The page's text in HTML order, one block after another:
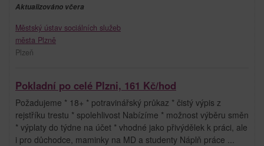
Aktualizováno včera
Městský ústav sociálních služeb
města Plzně
Plzeň
Pokladní po celé Plzni, 161 Kč/hod
Požadujeme * 18+ * potravinářský průkaz * čistý výpis z
rejstříku trestu * spolehlivost Nabízíme * možnost výběru směn
* výplaty do týdne na účet * vhodné jako přivýdělek k práci, ale
i pro důchodce, maminky na MD a studenty Náplň práce ...